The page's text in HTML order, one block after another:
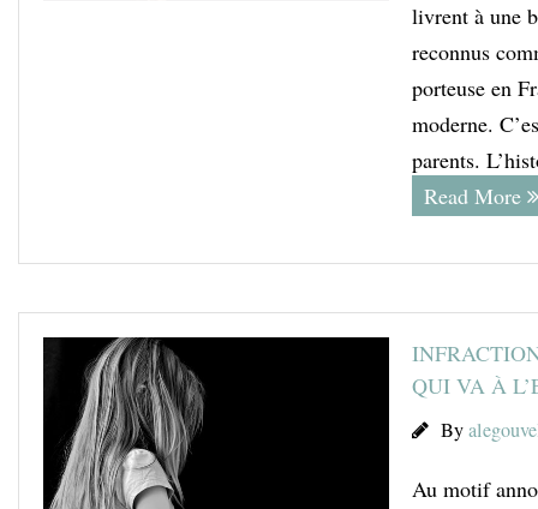
livrent à une
reconnus
porteuse en
moderne.
parents.
Read More
QUI VA À
By
Au motif